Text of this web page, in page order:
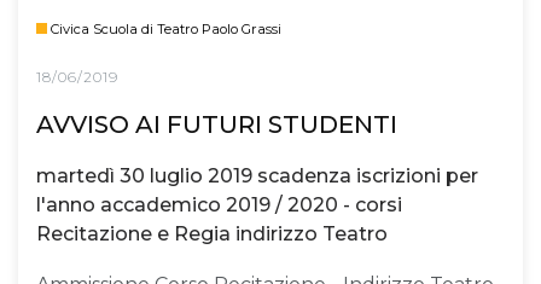
Civica Scuola di Teatro Paolo Grassi
18/06/2019
AVVISO AI FUTURI STUDENTI
martedì 30 luglio 2019 scadenza iscrizioni per
l'anno accademico 2019 / 2020 - corsi
Recitazione e Regia indirizzo Teatro